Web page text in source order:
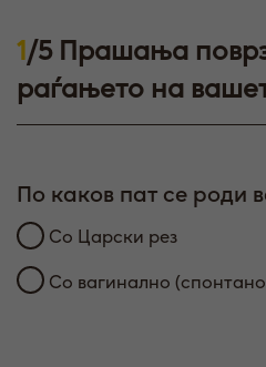
1/5 Прашања
раѓањето на
По каков пат се роди
Со Царски рез
Со вагинално